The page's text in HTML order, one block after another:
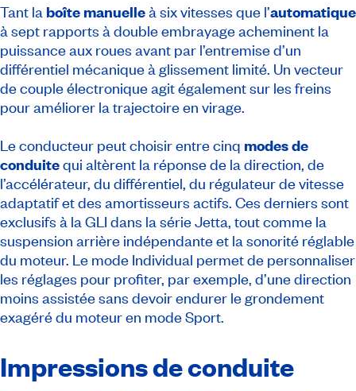
Tant la boîte manuelleà six vitesses que l’automatique
à sept rapports à double embrayage acheminent la
puissance aux roues avant par l’entremise d’un
différentiel mécanique à glissement limité. Un vecteur
de couple électronique agit également sur les freins
pour améliorer la trajectoire en virage.
Le conducteur peut choisir entre cinq modes de
conduitequi altèrent la réponse de la direction, de
l’accélérateur, du différentiel, du régulateur de vitesse
adaptatif et des amortisseurs actifs. Ces derniers sont
exclusifs à la GLI dans la série Jetta, tout comme la
suspension arrière indépendante et la sonorité réglable
du moteur. Le mode Individual permet de personnaliser
les réglages pour profiter, par exemple, d’une direction
moins assistée sans devoir endurer le grondement
exagéré du moteur en mode Sport.
Impressions de conduite